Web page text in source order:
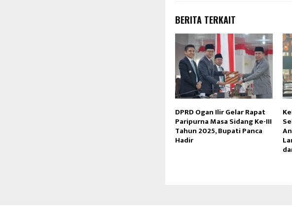
BERITA TERKAIT
DPRD Ogan Ilir Gelar Rapat
Paripurna Masa Sidang Ke-III
Tahun 2025, Bupati Panca
Hadir